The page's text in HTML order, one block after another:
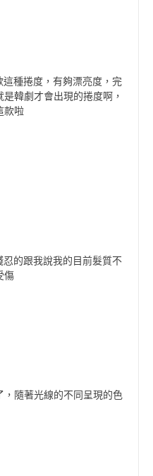
種捲度，有夠漂亮度，完
韓劇才會出現的捲度啊，
款啦
的跟我說我的目前髮質不
傷
隨著光線的不同呈現的色